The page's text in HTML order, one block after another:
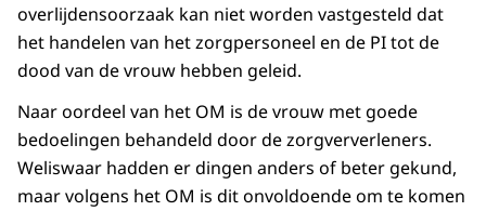
overlijdensoorzaak kan niet worden vastgesteld dat
het handelen van het zorgpersoneel en de PI tot de
dood van de vrouw hebben geleid.
Naar oordeel van het OM is de vrouw met goede
bedoelingen behandeld door de zorgververleners.
Weliswaar hadden er dingen anders of beter gekund,
maar volgens het OM is dit onvoldoende om te komen